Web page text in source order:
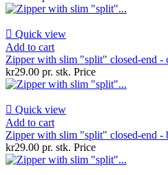
 Quick view
Add to cart
Zipper with slim "split" closed-end -
kr29.00 pr. stk. Price
 Quick view
Add to cart
Zipper with slim "split" closed-end -
kr29.00 pr. stk. Price